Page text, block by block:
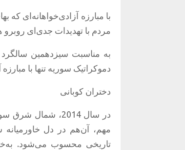
با مبارزه آزادی‌خواهانه‌ای که
مردم با تهدیدات جدی‌ای
به مناسبت سیزدهمین سالگرد انقلاب ۱۹ جولای، بار دیگر به تمام
دموکراتیک سوریه تنها با
دختران کوبانی
در سال 2014 ، شمال شرق
مهم، آن‌هم در دل خاورمیانه
تاریخی محسوب می‌شود.